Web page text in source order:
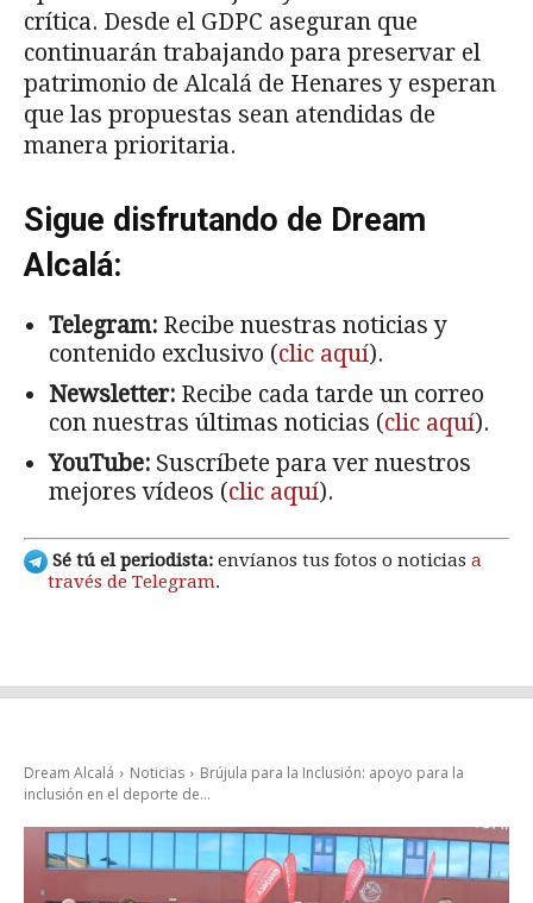
crítica. Desde el GDPC aseguran que
continuarán trabajando para preservar el
patrimonio de Alcalá de Henares y esperan
que las propuestas sean atendidas de
manera prioritaria.
Sigue disfrutando de Dream
Alcalá:
Telegram: Recibe nuestras noticias y
contenido exclusivo (clic aquí).
Newsletter: Recibe cada tarde un correo
con nuestras últimas noticias (clic aquí).
YouTube: Suscríbete para ver nuestros
mejores vídeos (clic aquí).
Sé tú el periodista: envíanos tus fotos o noticias a
través de Telegram.